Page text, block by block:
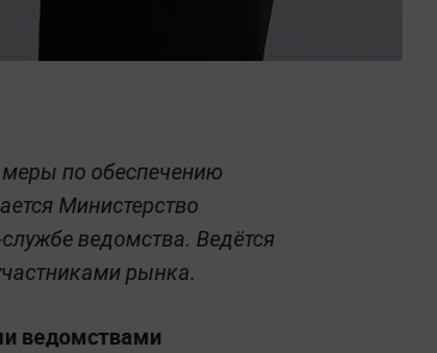
меры по обеспечению
Министерство
ведомства. Ведётся
рынка.
ведомствами